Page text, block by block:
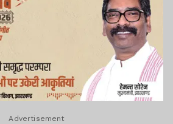
Advertisement